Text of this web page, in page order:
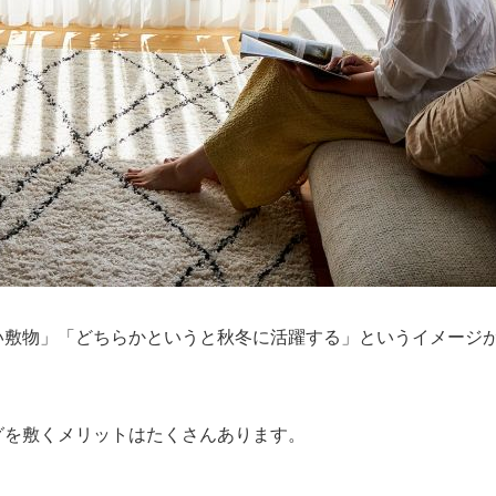
物」「どちらかというと秋冬に活躍する」というイメージ
敷くメリットはたくさんあります。